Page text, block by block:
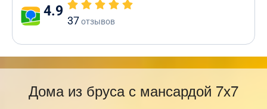
4.9
37отзывов
Дома из бруса с мансардой 7х7